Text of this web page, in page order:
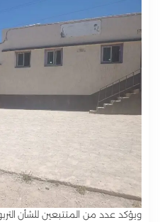
ويؤكد عدد من المتتبعين للشأن